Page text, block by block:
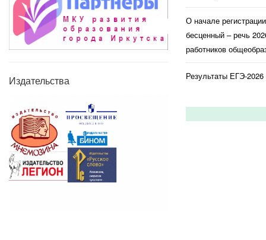
Издательства
О начале
бесценный – речь
работников
Результаты ЕГЭ-